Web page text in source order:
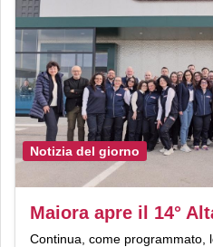
Notizia del giorno
Maiora apre il 14°
Continua, come programmato,